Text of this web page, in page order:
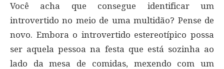
Você acha que consegue identificar um
introvertido no meio de uma multidão? Pense de
novo. Embora o introvertido estereotípico possa
ser aquela pessoa na festa que está sozinha ao
lado da mesa de comidas, mexendo com um